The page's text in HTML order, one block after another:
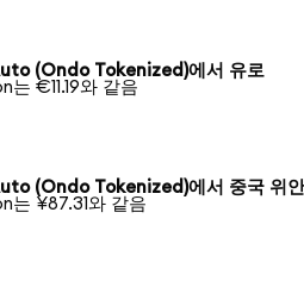
(Ondo Tokenized)에서 유로
는 €11.19와 같음
(Ondo Tokenized)에서 중국 위
는 ¥87.31와 같음